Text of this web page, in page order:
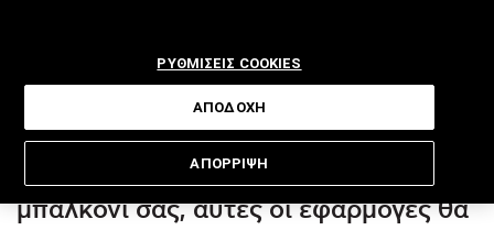
Είτε καλλιεργείτε στον κήπο, είτε στο
μπαλκόνι σας, αυτές οι εφαρμογές θα
ΡΥΘΜΙΣΕΙΣ COOKIES
ΑΠΟΡΡΙΨΗ
ΑΠΟΔΟΧΗ